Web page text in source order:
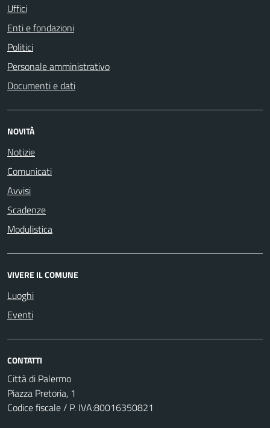
Uffici
Enti e fondazioni
Politici
Personale amministrativo
Documenti e dati
NOVITÀ
Notizie
Comunicati
Avvisi
Scadenze
Modulistica
VIVERE IL COMUNE
Luoghi
Eventi
CONTATTI
Città di Palermo
Piazza Pretoria, 1
Codice fiscale / P. IVA:80016350821